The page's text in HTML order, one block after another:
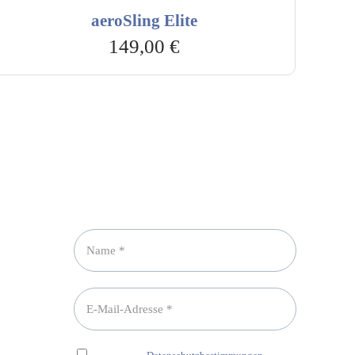
aeroSling Elite
149,00 €